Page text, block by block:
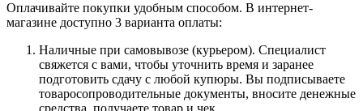
Оплачивайте покупки удобным способом. В интернет-
магазине доступно 3 варианта оплаты:
Наличные при самовывозе (курьером). Специалист
свяжется с вами, чтобы уточнить время и заранее
подготовить сдачу с любой купюры. Вы подписываете
товаросопроводительные документы, вносите денежные